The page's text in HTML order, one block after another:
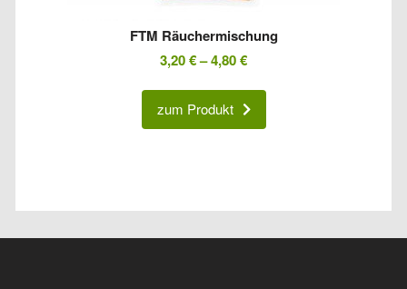
FTM Räuchermischung
3,20€–4,80€
zum Produkt